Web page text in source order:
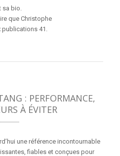
sa bio.
que Christophe
publications 41.
: PERFORMANCE,
À ÉVITER
une référence incontournable
fiables et conçues pour